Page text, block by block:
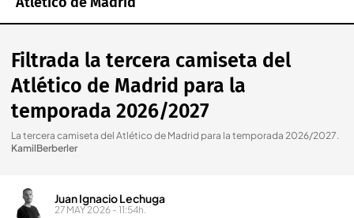
Filtrada la tercera camiseta del
Atlético de Madrid para la
temporada 2026/2027
La tercera camiseta del Atlético de Madrid para la temporada 2026/2027.
KamilBerberler
Juan Ignacio Lechuga
27 MAY 2026 - 11:54h.